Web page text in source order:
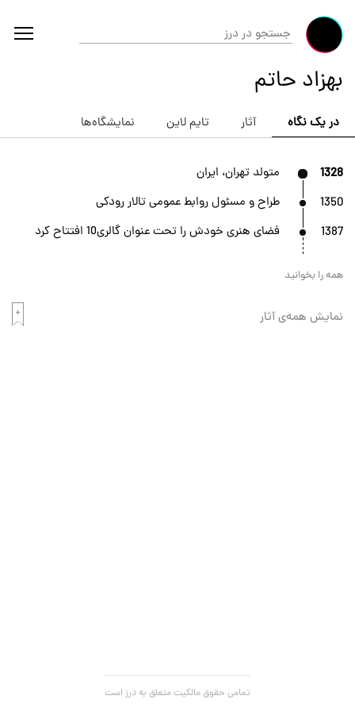
بهزاد حاتم
در یک نگاه آثار تایم لاین نمایشگاه‌ها
1328 متولد تهران، ایران
1350 طراح و مسئول روابط عمومی تالار رودکی
1387 فضای هنری خودش را تحت عنوان گالری10 افتتاح کرد
همه را بخوانید
نمایش همه‌ی آثار
تمامی حقوق مالکیت متعلق به درز است